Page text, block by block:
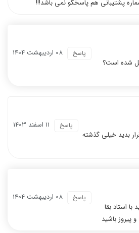
پشتیبانی هم پاسخگو نمی باشد!!!
08 ارديبهشت 1404 پاسخ
شده است؟
11 اسفند 1403 پاسخ
بدید خیلی گذشته
08 ارديبهشت 1404 پاسخ
با استاد بقا
پیروز باشید